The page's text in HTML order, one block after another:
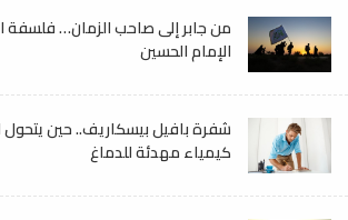
من جابر إلى صاحب الزمان…
الإمام الحسين
شفرة بافيل بيسكاريف.. حين يتحول
كيمياء مهدئة للدماغ